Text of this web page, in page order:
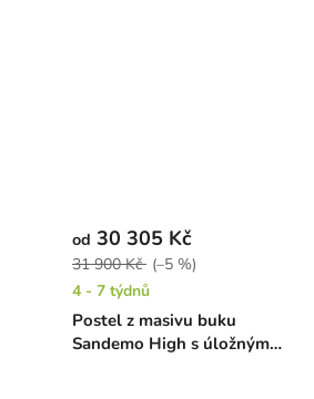
Postel z masivu buku
Sandemo High s úložným
od 30 305 Kč
31 900 Kč (–5 %)
4 - 7 týdnů